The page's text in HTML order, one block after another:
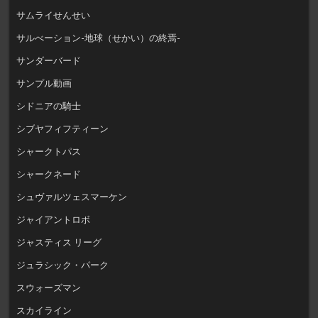
サムライせんせい
サルべーション-地球（せかい）の終焉-
サンダーバード
サンプル動画
シドニアの騎士
シブヤフィフティーン
シャークトパス
シャークネード
シュヴァルツェスマーケン
ジャイアントロボ
ジャスティス リーグ
ジュラシック・パーク
スウォーズマン
スカイライン